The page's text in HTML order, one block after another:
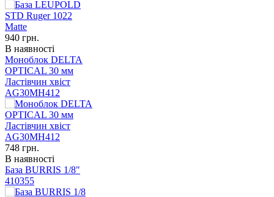
940 грн.
В наявності
Моноблок DELTA
OPTICAL 30 мм
Ластівчин хвіст
AG30MH412
748 грн.
В наявності
База BURRIS 1/8"
410355